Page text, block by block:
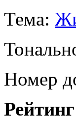
Тема:
Номер